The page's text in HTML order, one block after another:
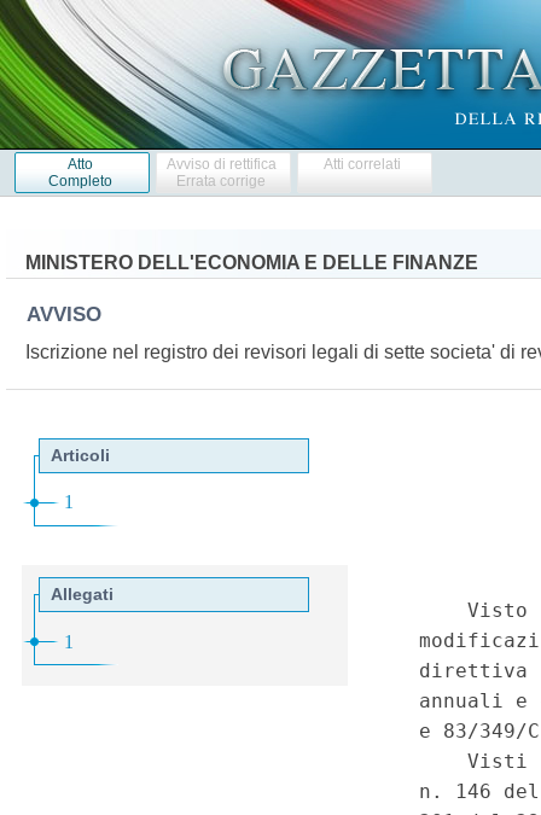
Atto
Completo
Avviso di rettifica
Errata corrige
Atti correlati
MINISTERO DELL'ECONOMIA E DELLE FINANZE
AVVISO
Iscrizione nel registro dei revisori legali di sette societa' di